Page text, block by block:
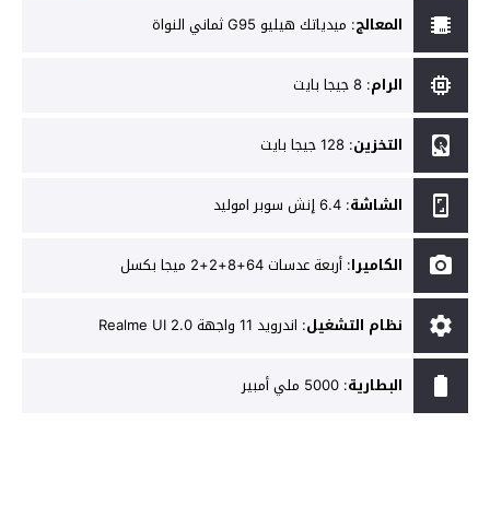
المعالج: ميدياتك هيليو G95 ثماني النواة
الرام: 8 جيجا بايت
التخزين: 128 جيجا بايت
الشاشة: 6.4 إنش سوبر اموليد
الكاميرا: أربعة عدسات 64+8+2+2 ميجا بكسل
نظام التشغيل: اندرويد 11 واجهة Realme UI 2.0
البطارية: 5000 ملي أمبير